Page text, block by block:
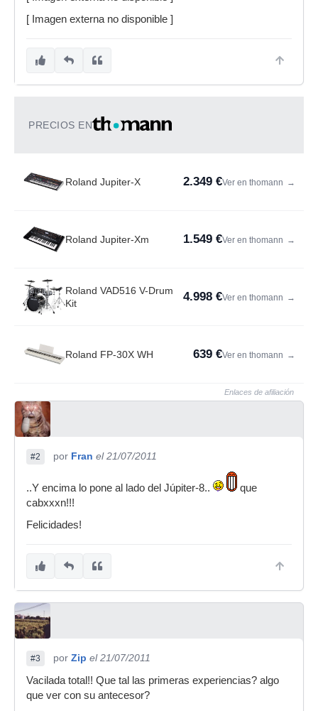
[ Imagen externa no disponible ]
PRECIOS EN
Roland Jupiter-X 2.349 €Ver en thomann →
Roland Jupiter-Xm 1.549 €Ver en thomann →
Roland VAD516 V-Drum
Kit
4.998 €Ver en thomann →
Roland FP-30X WH 639 €Ver en thomann →
Enlaces de afiliación
#2 por Fran el 21/07/2011
..Y encima lo pone al lado del Júpiter-8..
que
cabxxxn!!!
Felicidades!
#3 por Zip el 21/07/2011
Vacilada total!! Que tal las primeras experiencias? algo
que ver con su antecesor?